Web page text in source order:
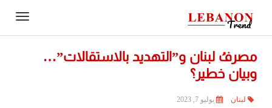
مصرفُ لبنان و”التهديد بالاستقالات”…
وبيان خطير؟
لبنان يوليو 7, 2023
Contact
Us